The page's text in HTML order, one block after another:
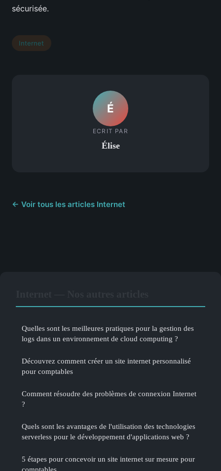
sécurisée.
Internet
É
ECRIT PAR
Élise
← Voir tous les articles Internet
Quelles sont les meilleures pratiques pour la gestion des
logs dans un environnement de cloud computing ?
Découvrez comment créer un site internet personnalisé
pour comptables
Comment résoudre des problèmes de connexion Internet
?
Quels sont les avantages de l'utilisation des technologies
serverless pour le développement d'applications web ?
5 étapes pour concevoir un site internet sur mesure pour
comptables